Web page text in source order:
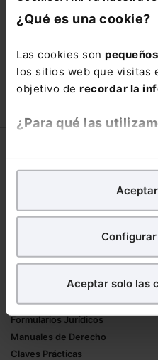
¿Qué es una cookie?
Las cookies son
los sitios web que visitas
objetivo de recordar la
¿Para qué las
analíticospara tratar de
nuestra página web.
para poder mostrarte
¿Qué puedes hacer?
experiencia en la web
todas las cookies
Aceptar solo las
está oportunidad y
con un25% de
Trabaja con nosotros
Mementos
Formularios Jurídicos
Manuales de Derecho
Claves Prácticas